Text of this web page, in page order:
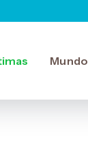
Mundo